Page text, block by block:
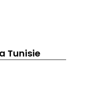
Tunisie